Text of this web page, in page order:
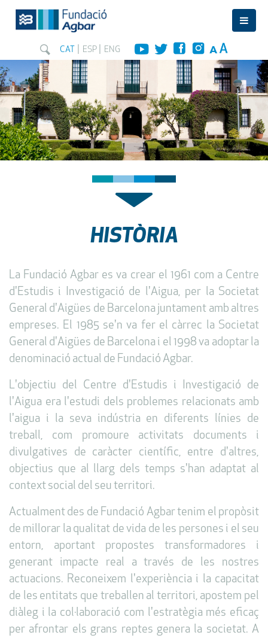
CAT ESP ENG
HISTÒRIA
La Fundació Agbar es va crear el 1961 com a Centre
d'Estudis i Investigació de l'Aigua, per la Societat
General d'Aigües de Barcelona juntament amb altres
empreses. El 1985 se'n va fer el càrrec la Societat
General d'Aigües de Barcelona i el 1998 va adoptar la
denominació actual de Fundació Agbar.
L'objectiu del Centre d'Estudis i Investigació de
l'Aigua era l'estudi dels problemes relacionats amb
l'aigua i la seva indústria en diferents línies de
treball, com promoure activitats documents i
divulgatives de caràcter científic, entre d'altres,
objectius que al llarg dels temps s'han adaptat al
context social del seu territori.
Actualment des de Fundació Agbar tenim el propòsit
de millorar la qualitat de vida de les persones i el seu
entorn, aportant propostes transformadores i
generant impacte real a través de les nostres
actuacions. Reconeixem l'experiència i la capacitat
de les entitats que treballen al territori, apostem pel
diàleg i la col·laboració com l'estratègia més eficaç
per afrontar els grans reptes genera la societat. A